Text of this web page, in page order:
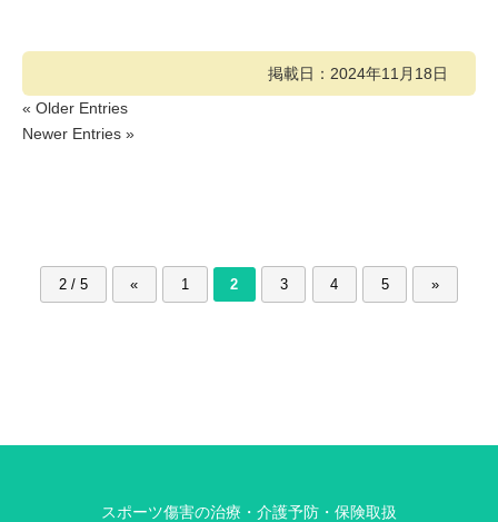
掲載日：2024年11月18日
« Older Entries
Newer Entries »
2 / 5 « 1 2 3 4 5 »
スポーツ傷害の治療・介護予防・保険取扱